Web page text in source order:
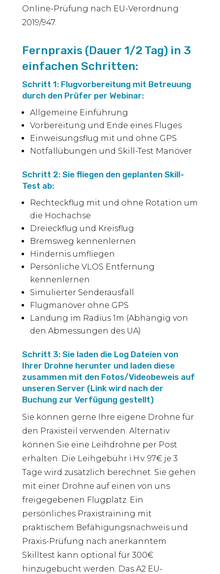
Online-Prüfung nach EU-Verordnung
2019/947.
Fernpraxis (Dauer 1/2 Tag) in 3
einfachen Schritten:
Schritt 1: Flugvorbereitung mit Betreuung
durch den Prüfer per Webinar:
Allgemeine Einführung
Vorbereitung und Ende eines Fluges
Einweisungsflug mit und ohne GPS
Notfallübungen und Skill-Test Manöver
Schritt 2: Sie fliegen den geplanten Skill-
Test ab:
Rechteckflug mit und ohne Rotation um
die Hochachse
Dreieckflug und Kreisflug
Bremsweg kennenlernen
Hindernis umfliegen
Persönliche VLOS Entfernung
kennenlernen
Simulierter Senderausfall
Flugmanöver ohne GPS
Landung im Radius 1m (Abhängig von
den Abmessungen des UA)
Schritt 3: Sie laden die Log Dateien von
Ihrer Drohne herunter und laden diese
zusammen mit den Fotos/Videobeweis auf
unseren Server (Link wird nach der
Buchung zur Verfügung gestellt)
Sie können gerne Ihre eigene Drohne für
den Praxisteil verwenden. Alternativ
können Sie eine Leihdrohne per Post
erhalten. Die Leihgebühr i.H.v. 97€ je 3
Tage wird zusätzlich berechnet. Sie gehen
mit einer Drohne auf einen von uns
freigegebenen Flugplatz. Ein
persönliches Praxistraining mit
praktischem Befähigungsnachweis und
Praxis-Prüfung nach anerkanntem
Skilltest kann optional für 300€
hinzugebucht werden. Das A2 EU-